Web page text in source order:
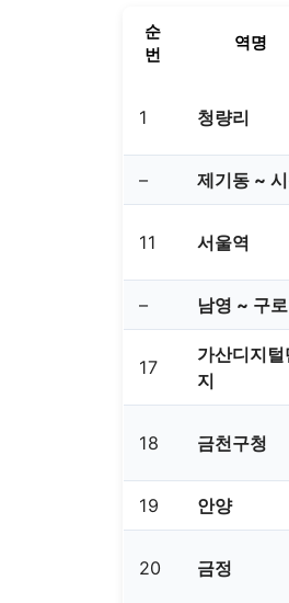
순
번
역명
1 청량리
– 제기동 ~
11 서울역
– 남영 ~ 구로
17
가산디지털
지
18 금천구청
19 안양
20 금정